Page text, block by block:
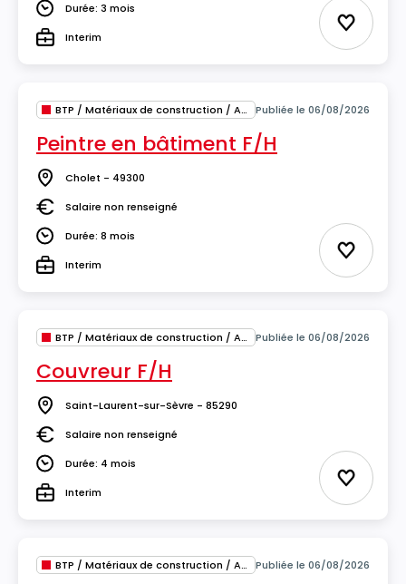
DuréeDurée: 3 mois
TypeInterim Ajouter
BTP / Matériaux de construction / Architecture Publiée le 06/08/2026
Peintre en bâtiment F/H
Lieu Cholet - 49300
SalaireSalaire non renseigné
DuréeDurée: 8 mois
TypeInterim Ajouter
BTP / Matériaux de construction / Architecture Publiée le 06/08/2026
Couvreur F/H
Lieu Saint-Laurent-sur-Sèvre - 85290
SalaireSalaire non renseigné
DuréeDurée: 4 mois
TypeInterim Ajouter
BTP / Matériaux de construction / Architecture Publiée le 06/08/2026